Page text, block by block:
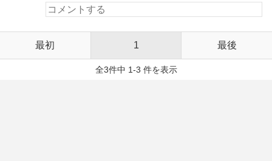
最初 1 最後
全3件中 1-3 件を表示